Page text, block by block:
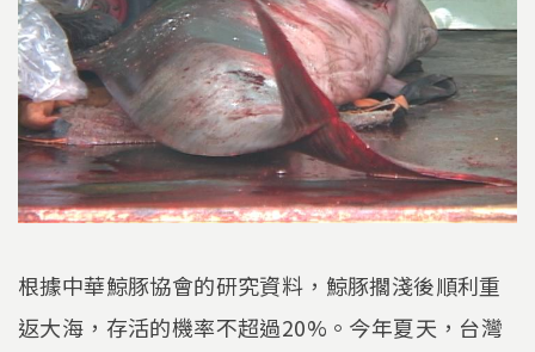
根據中華鯨豚協會的研究資料，鯨豚擱淺後順利重
返大海，存活的機率不超過20%。今年夏天，台灣